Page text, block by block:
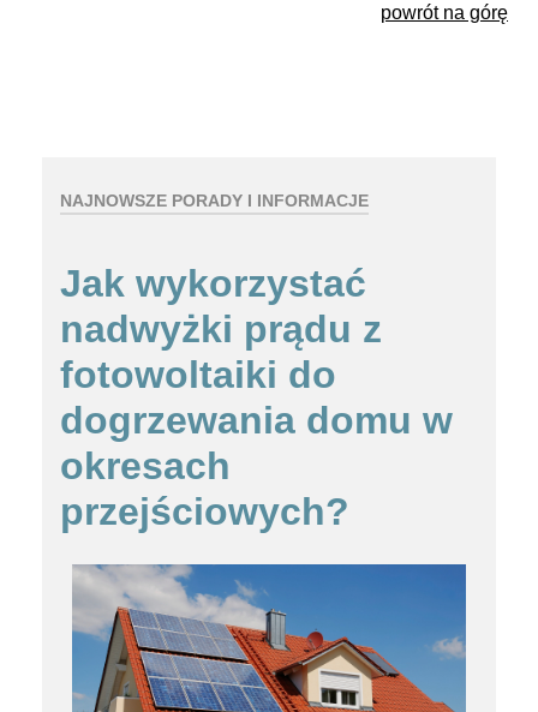
powrót na górę
NAJNOWSZE PORADY I INFORMACJE
Jak wykorzystać
nadwyżki prądu z
fotowoltaiki do
dogrzewania domu w
okresach
przejściowych?